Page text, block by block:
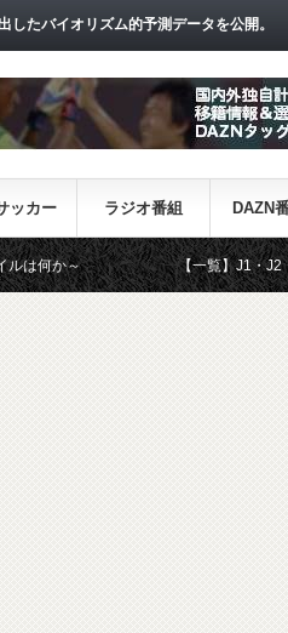
たバイオリズム的予測データを公開。
ッカー ラジオ番組 DAZN
【一覧】J1・J2・J3リーグ「